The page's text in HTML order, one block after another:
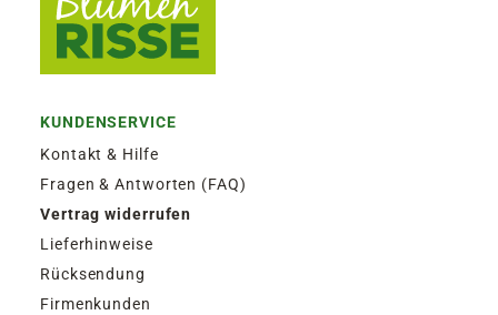
KUNDENSERVICE
Kontakt & Hilfe
Fragen & Antworten (FAQ)
Vertrag widerrufen
Lieferhinweise
Rücksendung
Firmenkunden